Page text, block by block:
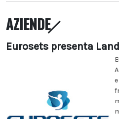
AZIENDE
Eurosets presenta